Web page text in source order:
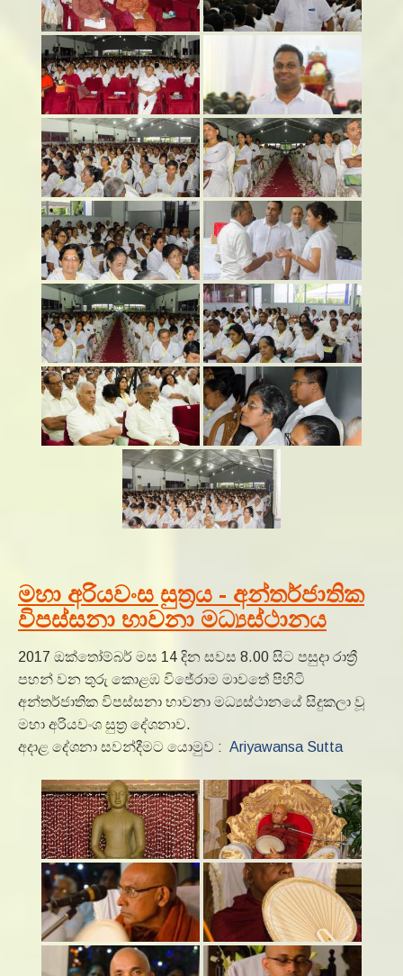
මහා අරියවංස සුත්‍රය - අන්තර්ජාතික
විපස්සනා භාවනා මධ්‍යස්ථානය
2017 ඔක්තෝම්බර් මස 14 දින සවස 8.00 සිට පසුදා රාත්‍රී
පහන් වන තුරු කොළඹ විජේරාම මාවතේ පිහිටි
අන්තර්ජාතික විපස්සනා භාවනා මධ්‍යස්ථානයේ සිදුකලා වූ
මහා අරියවංශ සුත්‍ර දේශනාව.
අදාළ දේශනා සවන්දීමට යොමුව : Ariyawansa Sutta